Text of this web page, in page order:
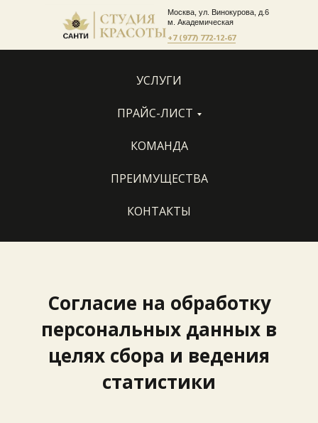
Москва, ул. Винокурова, д.6
м. Академическая
+7 (977) 772-12-67
УСЛУГИ
ПРАЙС-ЛИСТ
КОМАНДА
ПРЕИМУЩЕСТВА
КОНТАКТЫ
Согласие на обработку
персональных данных в
целях сбора и ведения
статистики